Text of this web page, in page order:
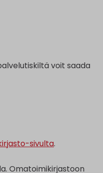
voit saada
sivulta.
Omatoimikirjastoon